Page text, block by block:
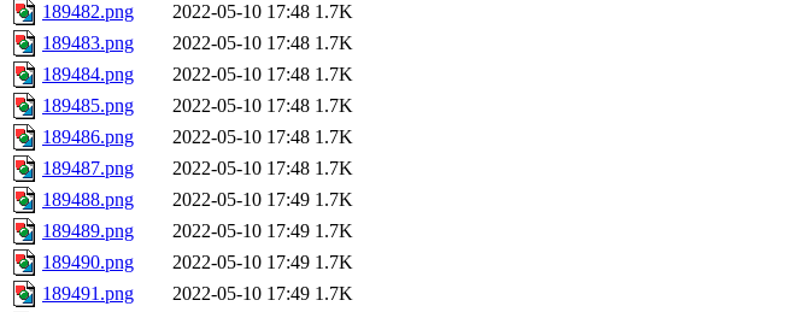
189482.png
2022-05-10 17:48 1.7K
189483.png
2022-05-10 17:48 1.7K
189484.png
2022-05-10 17:48 1.7K
189485.png
2022-05-10 17:48 1.7K
189486.png
2022-05-10 17:48 1.7K
189487.png
2022-05-10 17:48 1.7K
189488.png
2022-05-10 17:49 1.7K
189489.png
2022-05-10 17:49 1.7K
189490.png
2022-05-10 17:49 1.7K
189491.png
2022-05-10 17:49 1.7K